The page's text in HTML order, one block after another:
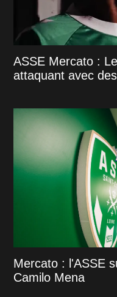
ASSE Mercato :
attaquant avec
Mercato : l'ASSE
Camilo Mena